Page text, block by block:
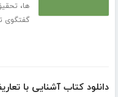
ها،
گفتگوی
دانلود کتاب آشنایی با